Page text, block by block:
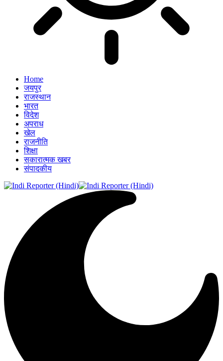
Home
जयपुर
राजस्थान
भारत
विदेश
अपराध
खेल
राजनीति
शिक्षा
सकारात्मक खबर
संपादकीय